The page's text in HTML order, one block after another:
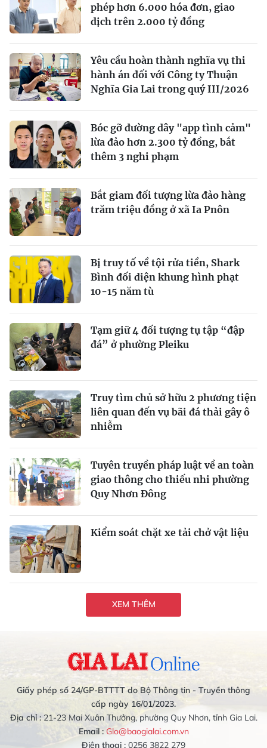
phép hơn 6.000 hóa đơn, giao
dịch trên 2.000 tỷ đồng
Yêu cầu hoàn thành nghĩa vụ thi
hành án đối với Công ty Thuận
Nghĩa Gia Lai trong quý III/2026
Bóc gỡ đường dây "app tình cảm"
lừa đảo hơn 2.300 tỷ đồng, bắt
thêm 3 nghi phạm
Bắt giam đối tượng lừa đảo hàng
trăm triệu đồng ở xã Ia Pnôn
Bị truy tố về tội rửa tiền, Shark
Bình đối diện khung hình phạt
10-15 năm tù
Tạm giữ 4 đối tượng tụ tập “đập
đá” ở phường Pleiku
Truy tìm chủ sở hữu 2 phương tiện
liên quan đến vụ bãi đá thải gây ô
nhiễm
Tuyên truyền pháp luật về an toàn
giao thông cho thiếu nhi phường
Quy Nhơn Đông
Kiểm soát chặt xe tải chở vật liệu
XEM THÊM
Giấy phép số 24/GP-BTTTT do Bộ Thông tin - Truyền thông
cấp ngày 16/01/2023.
Địa chỉ :21-23 Mai Xuân Thưởng, phường Quy Nhơn, tỉnh Gia Lai.
Email : Glo@baogialai.com.vn
Điện thoại : 0256 3822 279